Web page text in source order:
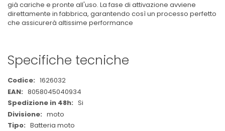
già cariche e pronte all'uso. La fase di attivazione avviene
direttamente in fabbrica, garantendo così un processo perfetto
che assicurerà altissime performance
Specifiche tecniche
Maggiori
Informazioni
1626032
8058045040934
Si
moto
Batteria moto